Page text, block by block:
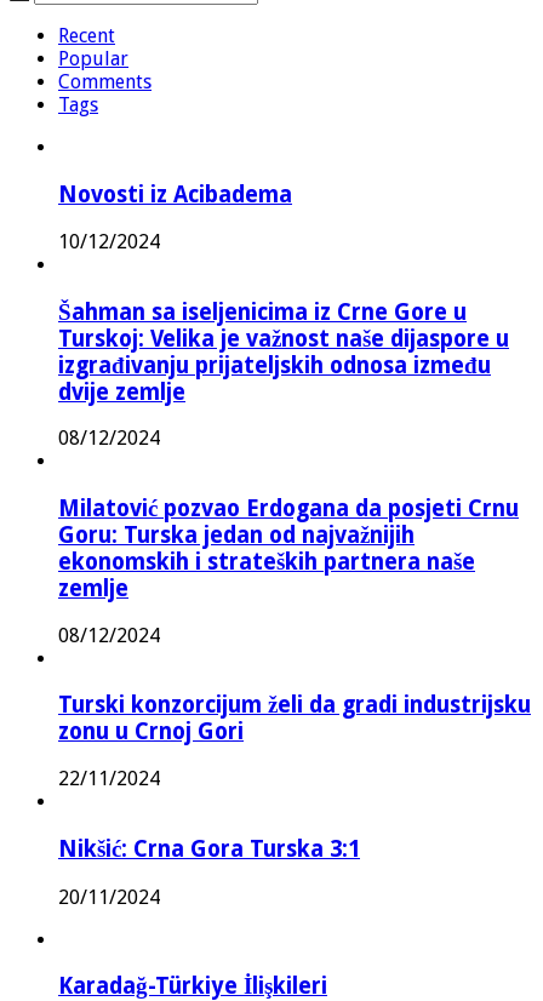
Recent
Popular
Comments
Tags
Novosti iz Acibadema
10/12/2024
Šahman sa iseljenicima iz Crne Gore u
Turskoj: Velika je važnost naše dijaspore u
izgrađivanju prijateljskih odnosa između
dvije zemlje
08/12/2024
Milatović pozvao Erdogana da posjeti Crnu
Goru: Turska jedan od najvažnijih
ekonomskih i strateških partnera naše
zemlje
08/12/2024
Turski konzorcijum želi da gradi industrijsku
zonu u Crnoj Gori
22/11/2024
Nikšić: Crna Gora Turska 3:1
20/11/2024
Karadağ-Türkiye İlişkileri